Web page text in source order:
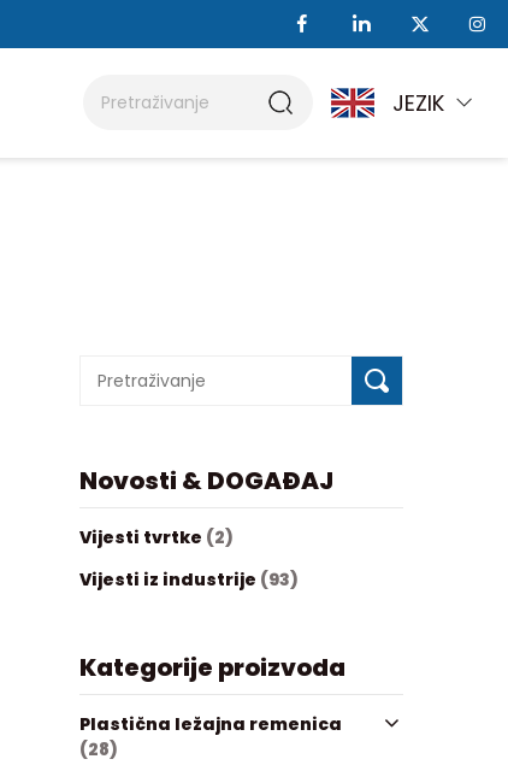
JEZIK
Novosti & DOGAĐAJ
Vijesti tvrtke (2)
Vijesti iz industrije (93)
Kategorije proizvoda
Plastična ležajna remenica
(28)